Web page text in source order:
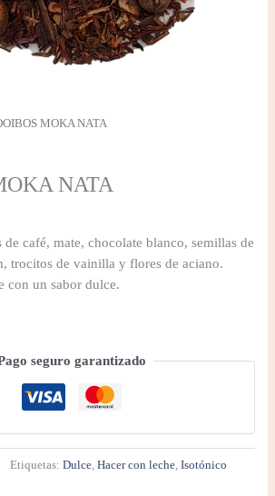
MOKA NATA
NATA
café, mate, chocolate blanco, semillas de
trocitos de vainilla y flores de aciano.
con un sabor dulce.
seguro garantizado
Etiquetas:Dulce,Hacer con leche,Isotónico